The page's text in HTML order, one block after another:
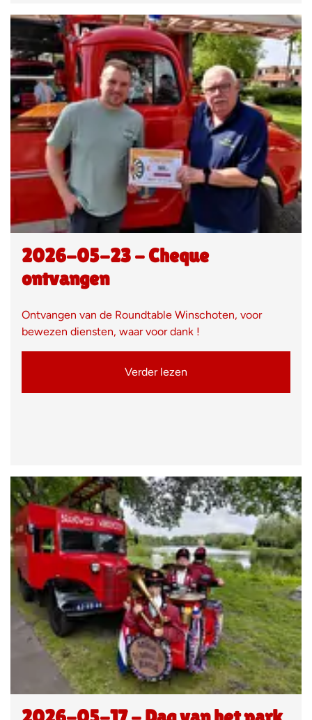
2026-05-23 - Cheque
ontvangen
Ontvangen van de Roundtable Winschoten, voor
bewezen diensten, waar voor dank !
Verder lezen